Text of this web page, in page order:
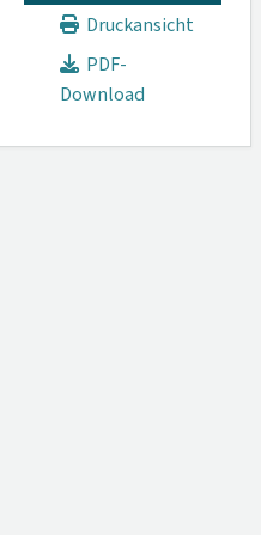
Druckansicht
PDF-
Download